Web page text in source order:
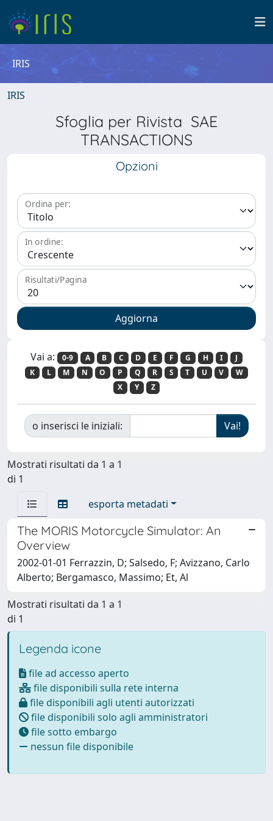
IRIS
IRIS
Sfoglia per Rivista SAE
TRANSACTIONS
Opzioni
Ordina per:
In ordine:
Risultati/Pagina
Vai a: 0-9 A B C D E F G H I
J
K
L M N O P Q R S T U V
W
X
Y Z
o inserisci le iniziali:
Mostrati risultati da 1 a 1
di 1
esporta metadati
The MORIS Motorcycle Simulator: An
Overview
2002-01-01 Ferrazzin, D; Salsedo, F; Avizzano, Carlo
Alberto; Bergamasco, Massimo; Et, Al
Mostrati risultati da 1 a 1
di 1
Legenda icone
file ad accesso aperto
file disponibili sulla rete interna
file disponibili agli utenti autorizzati
file disponibili solo agli amministratori
file sotto embargo
nessun file disponibile